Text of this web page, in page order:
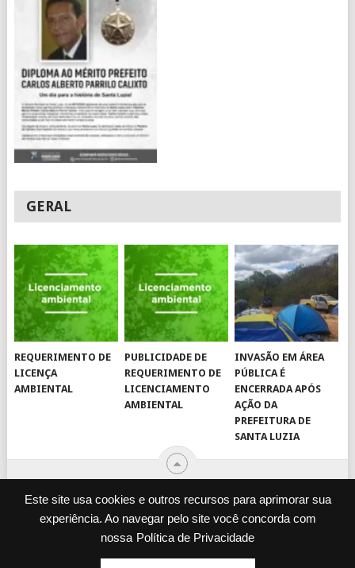
Este site usa cookies e outros recursos para aprimorar sua
experiência. Ao navegar pelo site você concorda com
nossa Política de Privacidade
GERAL
REQUERIMENTO DE
LICENÇA
AMBIENTAL
PUBLICIDADE DE
REQUERIMENTO DE
LICENCIAMENTO
AMBIENTAL
INVASÃO EM ÁREA
PÚBLICA É
ENCERRADA APÓS
AÇÃO DA
PREFEITURA DE
SANTA LUZIA